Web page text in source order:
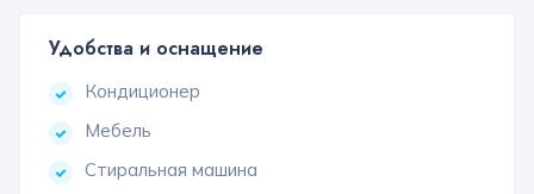
Удобства и оснащение
Кондиционер
Мебель
Стиральная машина